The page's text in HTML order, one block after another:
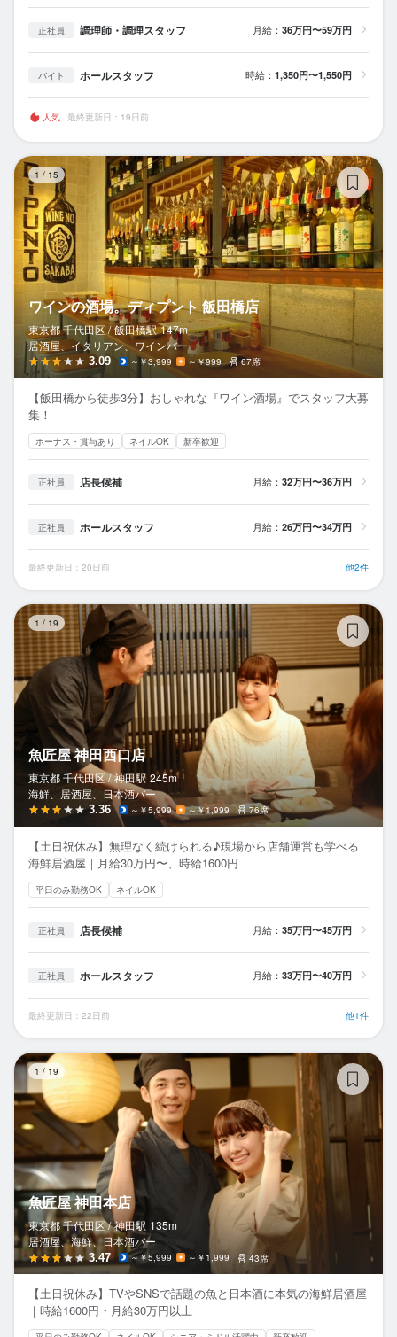
正社員 調理師・調理スタッフ 月給： 36万円〜59万円
バイト ホールスタッフ 時給： 1,350円〜1,550円
人気 最終更新日：19日前
1 / 15
ワインの酒場。ディプント 飯田橋店
東京都 千代田区 / 飯田橋駅 147m
居酒屋、イタリアン、ワインバー
3.09 ～￥3,999 ～￥999 67席
【飯田橋から徒歩3分】おしゃれな『ワイン酒場』でスタッフ大募
集！
ボーナス・賞与あり ネイルOK 新卒歓迎
正社員 店長候補 月給： 32万円〜36万円
正社員 ホールスタッフ 月給： 26万円〜34万円
最終更新日：20日前 他2件
1 / 19
魚匠屋 神田西口店
東京都 千代田区 / 神田駅 245m
海鮮、居酒屋、日本酒バー
3.36 ～￥5,999 ～￥1,999 76席
【土日祝休み】無理なく続けられる♪現場から店舗運営も学べる
海鮮居酒屋｜月給30万円〜、時給1600円
平日のみ勤務OK ネイルOK
正社員 店長候補 月給： 35万円〜45万円
正社員 ホールスタッフ 月給： 33万円〜40万円
最終更新日：22日前 他1件
1 / 19
魚匠屋 神田本店
東京都 千代田区 / 神田駅 135m
居酒屋、海鮮、日本酒バー
3.47 ～￥5,999 ～￥1,999 43席
【土日祝休み】TVやSNSで話題の魚と日本酒に本気の海鮮居酒屋
｜時給1600円・月給30万円以上